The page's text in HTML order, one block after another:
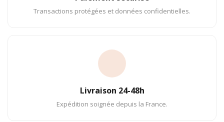
Transactions protégées et données confidentielles.
Livraison 24-48h
Expédition soignée depuis la France.